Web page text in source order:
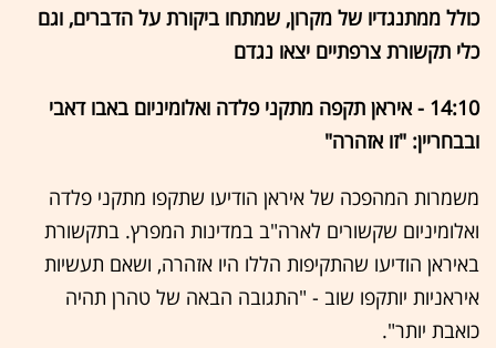
כולל ממתנגדיו של מקרון, שמתחו ביקורת על הדברים, וגם
כלי תקשורת צרפתיים יצאו נגדם
14:10 - איראן תקפה מתקני פלדה ואלומיניום באבו דאבי
ובבחריין: "זו אזהרה"
משמרות המהפכה של איראן הודיעו שתקפו מתקני פלדה
ואלומיניום שקשורים לארה"ב במדינות המפרץ. בתקשורת
באיראן הודיעו שהתקיפות הללו היו אזהרה, ושאם תעשיות
איראניות יותקפו שוב - "התגובה הבאה של טהרן תהיה
כואבת יותר".